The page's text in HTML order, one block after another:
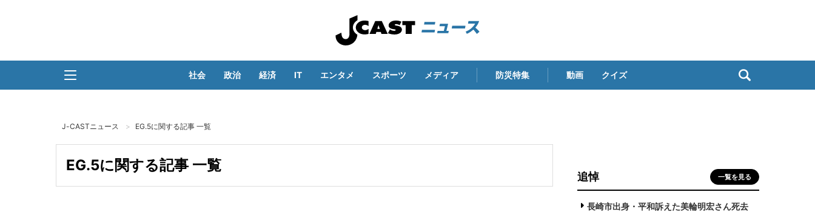
社会 政治 経済 IT エンタメ スポーツ メディア 防災特集 動画 クイズ
J-CASTニュース EG.5に関する記事 一覧
EG.5に関する記事 一覧
追悼 一覧を見る
長崎市出身・平和訴えた美輪明宏さん死去